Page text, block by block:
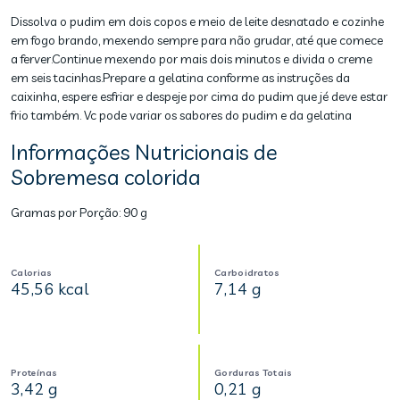
Dissolva o pudim em dois copos e meio de leite desnatado e cozinhe
em fogo brando, mexendo sempre para não grudar, até que comece
a ferver.Continue mexendo por mais dois minutos e divida o creme
em seis tacinhas.Prepare a gelatina conforme as instruções da
caixinha, espere esfriar e despeje por cima do pudim que jé deve estar
frio também. Vc pode variar os sabores do pudim e da gelatina
Informações Nutricionais de
Sobremesa colorida
Gramas por Porção: 90 g
Calorias
45,56 kcal
Carboidratos
7,14 g
Proteínas
3,42 g
Gorduras Totais
0,21 g